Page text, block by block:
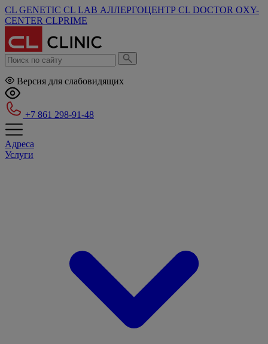
CL GENETIC CL LAB АЛЛЕРГОЦЕНТР CL DOCTOR OXY-
CENTER CLPRIME
Версия для слабовидящих
+7 861 298-91-48
Адреса
Услуги